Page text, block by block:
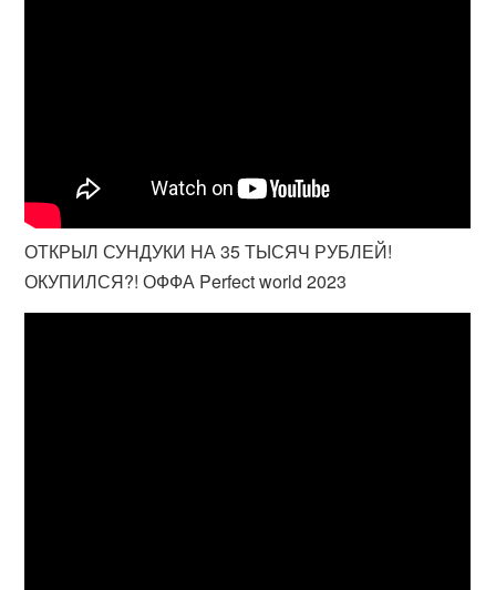
ОТКРЫЛ СУНДУКИ НА 35 ТЫСЯЧ РУБЛЕЙ!
ОКУПИЛСЯ?! ОФФА Perfect world 2023